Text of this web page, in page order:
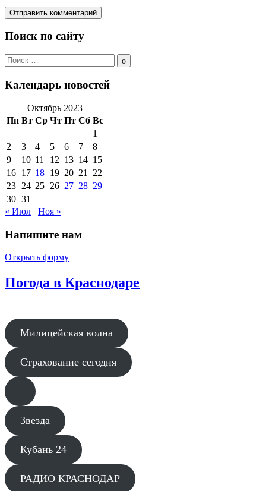
Поиск по сайту
Поиск
по:
Поиск
Календарь новостей
Октябрь 2023
Пн Вт Ср Чт Пт Сб Вс
1
2
3 4 5 6 7
8
9
10 11 12 13 14 15
16 17 18 19 20 21
22
23 24 25 26 27 28 29
30 31
« Июл
Ноя »
Напишите нам
Открыть форму
Погода в Краснодаре
Милицейская волна
Страхование сегодня
Звезда
Кубань 24
РАДИО КРАСНОДАР